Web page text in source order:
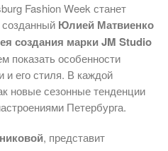
Fashion Week станет
Юлией Матвиенко
создания марки JM Studio
показать особенности
и его стиля. В каждой
новые сезонные тенденции
Петербурга.
, представит